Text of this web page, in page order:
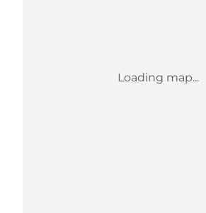
Loading map...